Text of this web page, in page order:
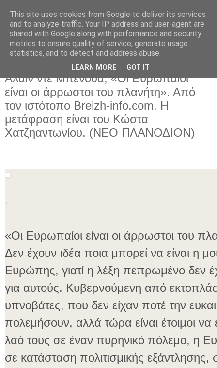
Τρίτη 18 Μαρτίου 2025
Αλαίν ντε Μπενουά, «Οι Ευρωπαίοι
είναι οι άρρωστοι του πλανήτη». Από
τον ιστότοπο Breizh-info.com. Η
μετάφραση είναι του Κώστα
Χατζηαντωνίου. (ΝΕΟ ΠΛΑΝΟΔΙΟΝ)
«Οι Ευρωπαίοι είναι οι άρρωστοι του
Δεν έχουν ιδέα ποια μπορεί να είναι η
Ευρώπης, γιατί η λέξη πεπρωμένο δεν
για αυτούς. Κυβερνούμενη από
υπνοβάτες, που δεν είχαν ποτέ την
πολεμήσουν, αλλά τώρα είναι έτοιμοι να
λαό τους σε έναν πυρηνικό πόλεμο, η
σε κατάσταση πολιτισμικής
This site uses cookies from Google to deliver its services
and to analyze traffic. Your IP address and user-agent are
shared with Google along with performance and security
metrics to ensure quality of service, generate usage
statistics, and to detect and address abuse.
LEARN MORE GOT IT